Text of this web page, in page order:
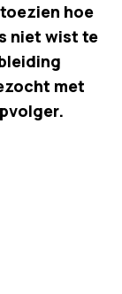
hoe
niet wist te
met